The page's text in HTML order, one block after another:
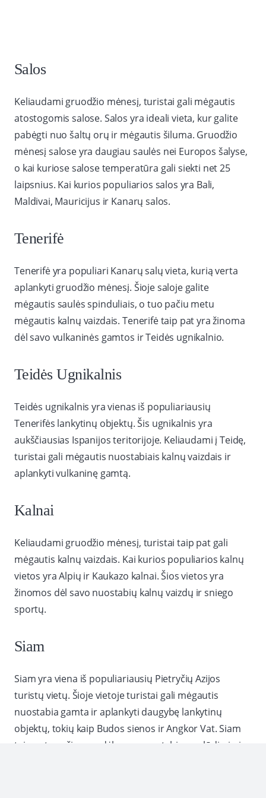
Salos
Keliaudami gruodžio mėnesį, turistai gali mėgautis
atostogomis salose. Salos yra ideali vieta, kur galite
pabėgti nuo šaltų orų ir mėgautis šiluma. Gruodžio
mėnesį salose yra daugiau saulės nei Europos šalyse,
o kai kuriose salose temperatūra gali siekti net 25
laipsnius. Kai kurios populiarios salos yra Bali,
Maldivai, Mauricijus ir Kanarų salos.
Tenerifė
Tenerifė yra populiari Kanarų salų vieta, kurią verta
aplankyti gruodžio mėnesį. Šioje saloje galite
mėgautis saulės spinduliais, o tuo pačiu metu
mėgautis kalnų vaizdais. Tenerifė taip pat yra žinoma
dėl savo vulkaninės gamtos ir Teidės ugnikalnio.
Teidės Ugnikalnis
Teidės ugnikalnis yra vienas iš populiariausių
Tenerifės lankytinų objektų. Šis ugnikalnis yra
aukščiausias Ispanijos teritorijoje. Keliaudami į Teidę,
turistai gali mėgautis nuostabiais kalnų vaizdais ir
aplankyti vulkaninę gamtą.
Kalnai
Keliaudami gruodžio mėnesį, turistai taip pat gali
mėgautis kalnų vaizdais. Kai kurios populiarios kalnų
vietos yra Alpių ir Kaukazo kalnai. Šios vietos yra
žinomos dėl savo nuostabių kalnų vaizdų ir sniego
sportų.
Siam
Siam yra viena iš populiariausių Pietryčių Azijos
turistų vietų. Šioje vietoje turistai gali mėgautis
nuostabia gamta ir aplankyti daugybę lankytinų
objektų, tokių kaip Budos sienos ir Angkor Vat. Siam
taip pat yra žinoma dėl savo nuostabių paplūdimių ir